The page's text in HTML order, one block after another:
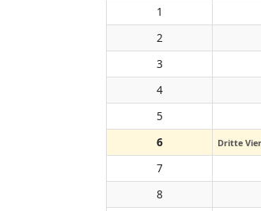
1
2
3
4
5
6
Dritte
7
8